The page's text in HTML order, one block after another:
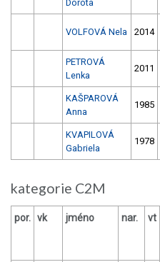
Dorota
VOLFOVÁ Nela 2014
PETROVÁ
Lenka
2011
KAŠPAROVÁ
Anna
1985
KVAPILOVÁ
Gabriela
1978
kategorie C2M
por. vk jméno nar. vt